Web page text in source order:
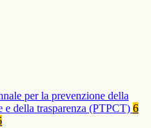
per la prevenzione della
e della trasparenza (PTPCT) 6